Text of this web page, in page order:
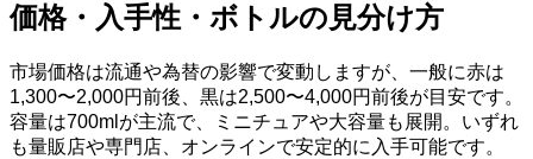
価格・入手性・ボトルの見分け方
市場価格は流通や為替の影響で変動しますが、一般に赤は
1,300〜2,000円前後、黒は2,500〜4,000円前後が目安です。
容量は700mlが主流で、ミニチュアや大容量も展開。いずれ
も量販店や専門店、オンラインで安定的に入手可能です。